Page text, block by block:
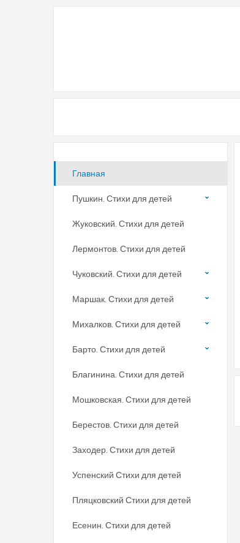
Главная
Пушкин. Стихи для детей
Жуковский. Стихи для детей
Лермонтов. Стихи для детей
Чуковский. Стихи для детей
Маршак. Стихи для детей
Михалков. Стихи для детей
Барто. Стихи для детей
Благинина. Стихи для детей
Мошковская. Стихи для детей
Берестов. Стихи для детей
Заходер. Стихи для детей
Успенский Стихи для детей
Пляцковский Стихи для детей
Есенин. Стихи для детей